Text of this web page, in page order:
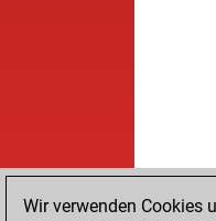
Wir verwenden Cookies